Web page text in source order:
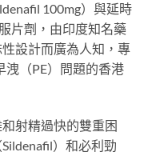
100mg）與延時
片劑，由印度知名藥
設計而廣為人知，專
洩（PE）問題的香港
射精過快的雙重困
）和必利勁